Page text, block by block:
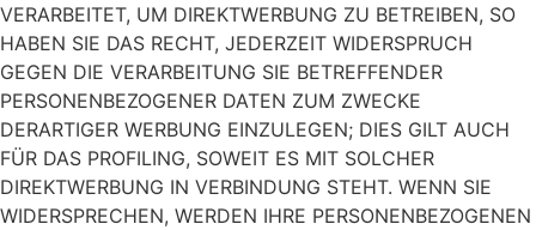
VERARBEITET, UM DIREKTWERBUNG ZU BETREIBEN, SO
HABEN SIE DAS RECHT, JEDERZEIT WIDERSPRUCH
GEGEN DIE VERARBEITUNG SIE BETREFFENDER
PERSONENBEZOGENER DATEN ZUM ZWECKE
DERARTIGER WERBUNG EINZULEGEN; DIES GILT AUCH
FÜR DAS PROFILING, SOWEIT ES MIT SOLCHER
DIREKTWERBUNG IN VERBINDUNG STEHT. WENN SIE
WIDERSPRECHEN, WERDEN IHRE PERSONENBEZOGENEN